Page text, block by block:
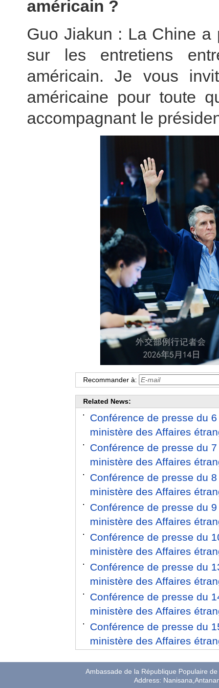
américain ?
Guo Jiakun : La Chine a
sur les entretiens
américain. Je vous
américaine pour toute
accompagnant le
Recommander à:
Related News:
Conférence de presse du
ministère des Affaires
Conférence de presse du
ministère des Affaires
Conférence de presse du
ministère des Affaires
Conférence de presse du
ministère des Affaires
Conférence de presse du
ministère des Affaires
Conférence de presse du
ministère des Affaires
Conférence de presse du
ministère des Affaires
Conférence de presse du
ministère des Affaires
Ambassade de la République Populaire
Address: